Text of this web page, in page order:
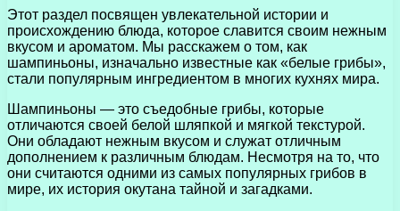
Этот раздел посвящен увлекательной истории и
происхождению блюда, которое славится своим нежным
вкусом и ароматом. Мы расскажем о том, как
шампиньоны, изначально известные как «белые грибы»,
стали популярным ингредиентом в многих кухнях мира.
Шампиньоны — это съедобные грибы, которые
отличаются своей белой шляпкой и мягкой текстурой.
Они обладают нежным вкусом и служат отличным
дополнением к различным блюдам. Несмотря на то, что
они считаются одними из самых популярных грибов в
мире, их история окутана тайной и загадками.